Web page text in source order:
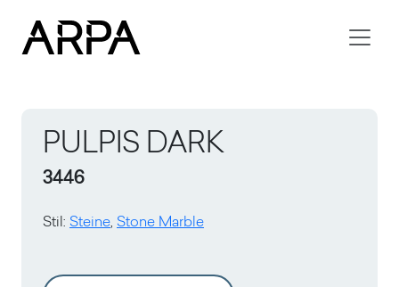
PULPIS DARK
3446
Stil : Steine, Stone Marble